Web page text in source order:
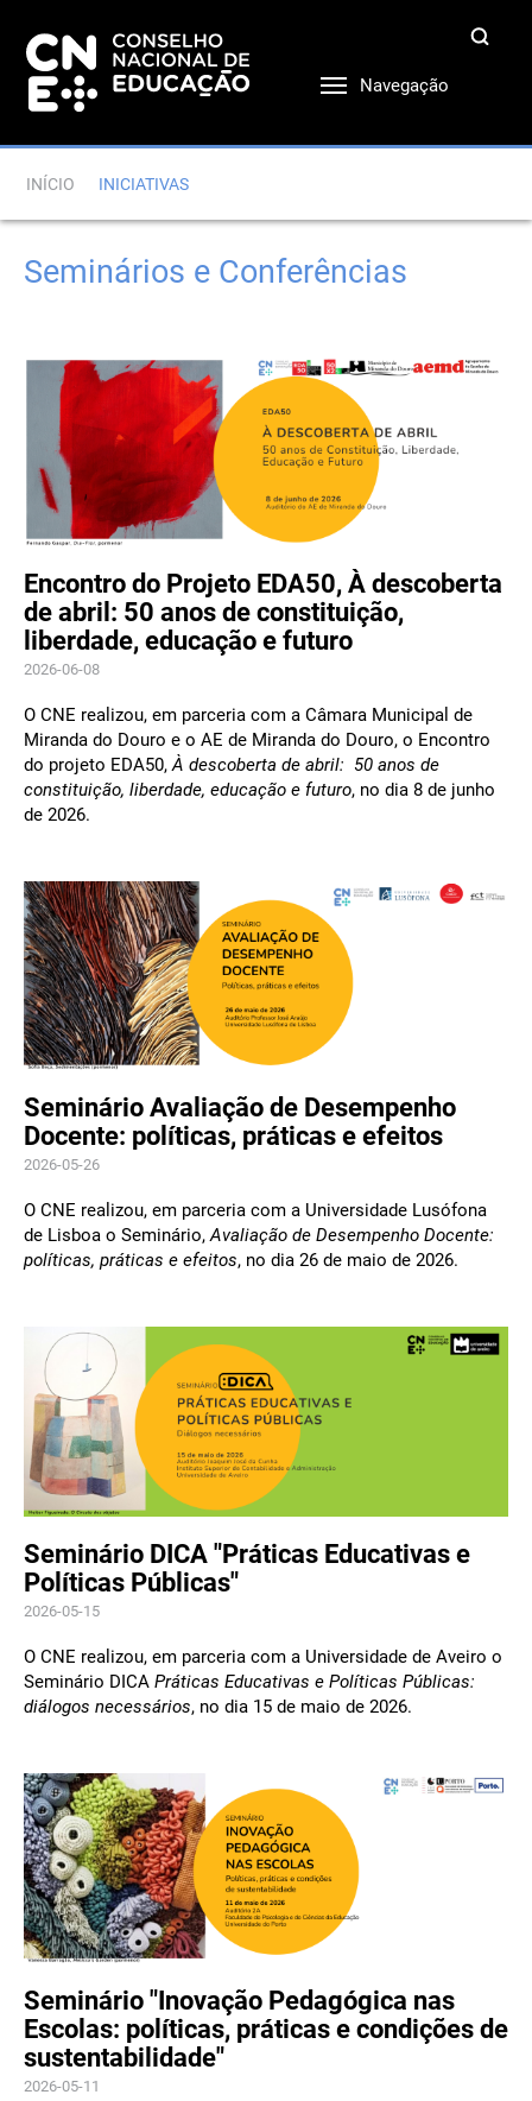
Navegação
INÍCIO INICIATIVAS
Seminários e Conferências
Encontro do Projeto EDA50, À descoberta
de abril: 50 anos de constituição,
liberdade, educação e futuro
2026-06-08
O CNE realizou, em parceria com a Câmara Municipal de
Miranda do Douro e o AE de Miranda do Douro, o Encontro
do projeto EDA50,À descoberta de abril: 50 anos de
constituição, liberdade, educação e futuro, no dia 8 de junho
de 2026.
Seminário Avaliação de Desempenho
Docente: políticas, práticas e efeitos
2026-05-26
O CNE realizou, em parceria com a Universidade Lusófona
de Lisboa o Seminário,Avaliação de Desempenho Docente:
políticas, práticas e efeitos, no dia 26 de maio de 2026.
Seminário DICA "Práticas Educativas e
Políticas Públicas"
2026-05-15
O CNE realizou, em parceria com a Universidade de Aveiro o
Seminário DICA Práticas Educativas e Políticas Públicas:
diálogos necessários, no dia 15 de maio de 2026.
Seminário "Inovação Pedagógica nas
Escolas: políticas, práticas e condições de
sustentabilidade"
2026-05-11